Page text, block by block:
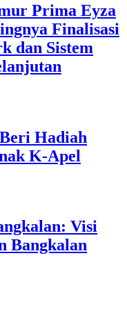
Prima Eyza
Finalisasi
dan Sistem
Hadiah
K-Apel
Visi
Bangkalan